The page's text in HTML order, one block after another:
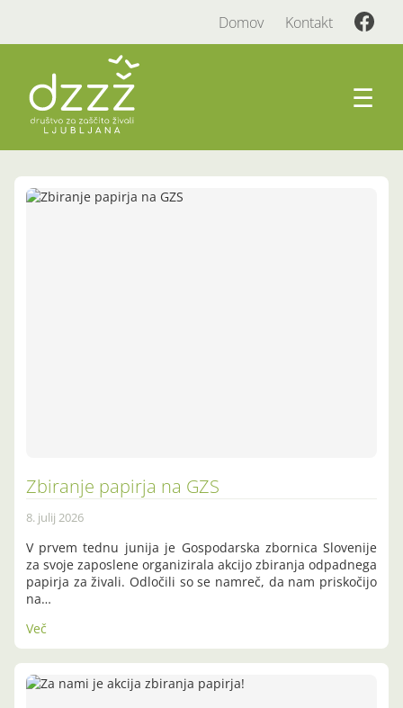
Domov Kontakt
☰
Zbiranje papirja na GZS
8. julij 2026
V prvem tednu junija je Gospodarska zbornica Slovenije
za svoje zaposlene organizirala akcijo zbiranja odpadnega
papirja za živali. Odločili so se namreč, da nam priskočijo
na…
Več